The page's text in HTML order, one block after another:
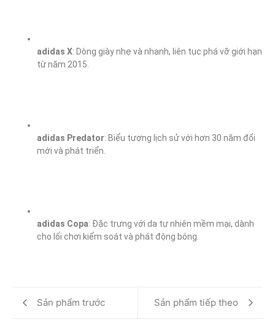
adidas X: Dòng giày nhẹ và nhanh, liên tục phá vỡ giới hạn
từ năm 2015.
adidas Predator: Biểu tượng lịch sử với hơn 30 năm đổi
mới và phát triển.
adidas Copa: Đặc trưng với da tự nhiên mềm mại, dành
cho lối chơi kiểm soát và phát động bóng.
Sản phẩm trước Sản phẩm tiếp theo